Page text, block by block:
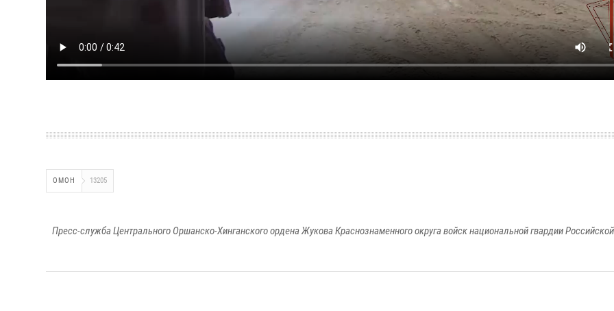
ОМОН 13205
Пресс-служба Центрального Оршанско-Хинганского ордена Жукова Краснознаменного округа войск национальной гвардии